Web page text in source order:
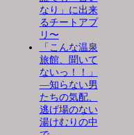
なり」に出来
るチートアプ
リ〜
「こんな温泉
旅館、聞いて
ないっ！！」
―知らない男
たちの気配、
逃げ場のない
湯けむりの中